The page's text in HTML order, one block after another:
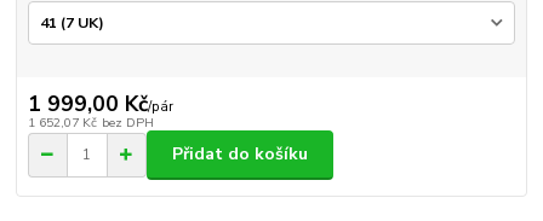
1 999,00 Kč/pár
1 652,07 Kč bez DPH
Přidat do košíku